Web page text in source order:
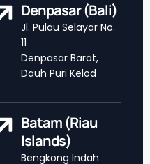
Denpasar (Bali)
Jl. Pulau Selayar No.
11
Denpasar Barat,
Dauh Puri Kelod
Batam (Riau
Islands)
Bengkong Indah